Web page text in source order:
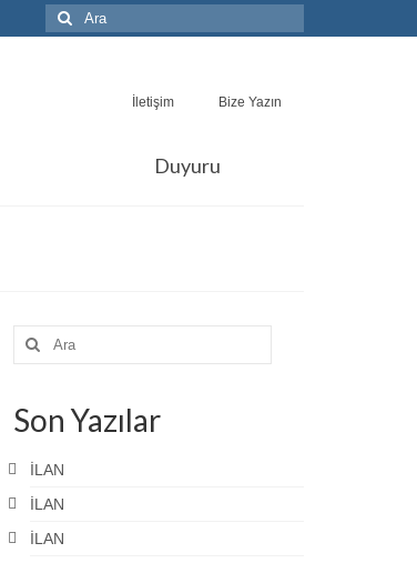
Şunu
ara:
İletişim Bize Yazın
Duyuru
Şunu
Son Yazılar
İLAN
İLAN
İLAN